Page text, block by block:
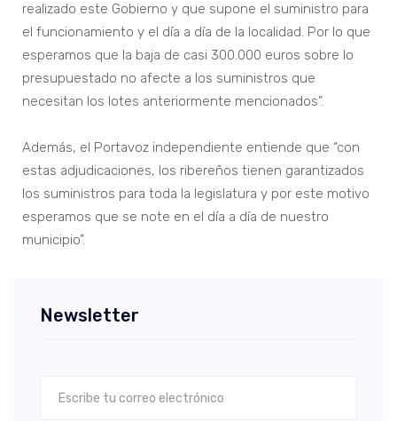
realizado este Gobierno y que supone el suministro para
el funcionamiento y el día a día de la localidad. Por lo que
esperamos que la baja de casi 300.000 euros sobre lo
presupuestado no afecte a los suministros que
necesitan los lotes anteriormente mencionados”.
Además, el Portavoz independiente entiende que “con
estas adjudicaciones, los ribereños tienen garantizados
los suministros para toda la legislatura y por este motivo
esperamos que se note en el día a día de nuestro
municipio”.
Newsletter